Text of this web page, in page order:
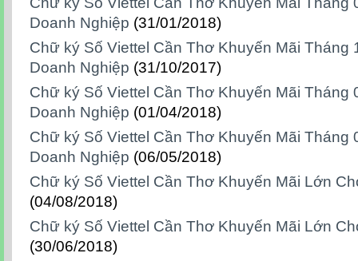
Doanh Nghiệp (31/01/2018)
Chữ ký Số Viettel Cần Thơ Khuyến Mãi Tháng
Doanh Nghiệp (31/10/2017)
Chữ ký Số Viettel Cần Thơ Khuyến Mãi Tháng
Doanh Nghiệp (01/04/2018)
Chữ ký Số Viettel Cần Thơ Khuyến Mãi Tháng
Doanh Nghiệp (06/05/2018)
Chữ ký Số Viettel Cần Thơ Khuyến Mãi Lớn
(04/08/2018)
Chữ ký Số Viettel Cần Thơ Khuyến Mãi Lớn
(30/06/2018)